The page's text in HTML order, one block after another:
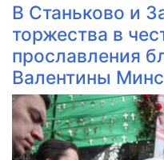
В Станьково и
торжества в
прославления
Валентины